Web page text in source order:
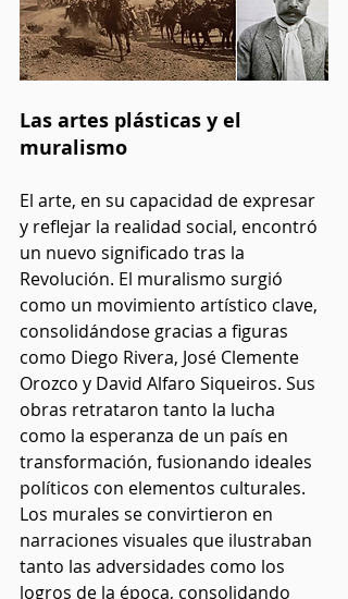
Las artes plásticas y el
muralismo
El arte, en su capacidad de expresar
y reflejar la realidad social, encontró
un nuevo significado tras la
Revolución. El muralismo surgió
como un movimiento artístico clave,
consolidándose gracias a figuras
como Diego Rivera, José Clemente
Orozco y David Alfaro Siqueiros. Sus
obras retrataron tanto la lucha
como la esperanza de un país en
transformación, fusionando ideales
políticos con elementos culturales.
Los murales se convirtieron en
narraciones visuales que ilustraban
tanto las adversidades como los
logros de la época, consolidando